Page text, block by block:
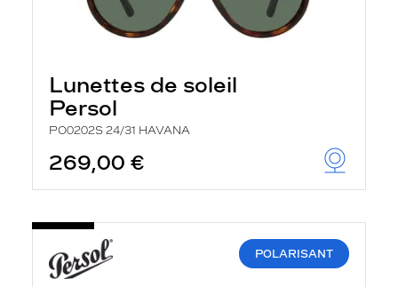
Lunettes de soleil
Persol
PO0202S 24/31 HAVANA
269,00 €
POLARISANT